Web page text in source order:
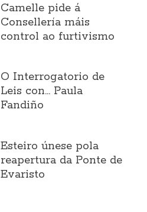
Camelle pide á
Consellería máis
control ao furtivismo
O Interrogatorio de
Leis con... Paula
Fandiño
Esteiro únese pola
reapertura da Ponte de
Evaristo